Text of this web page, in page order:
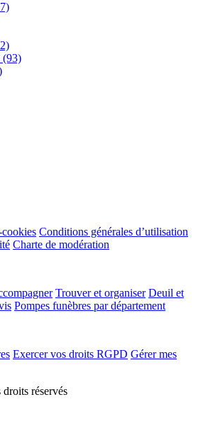
(93)
Conditions générales d’utilisation
Charte de modération
Trouver et organiser Deuil et
Pompes funèbres par département
Exercer vos droits RGPD Gérer mes
réservés